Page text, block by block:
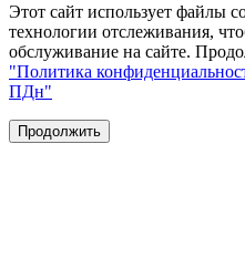
Этот сайт использует файлы
технологии отслеживания,
обслуживание на сайте.
"Политика
ПДн"
Продолжить